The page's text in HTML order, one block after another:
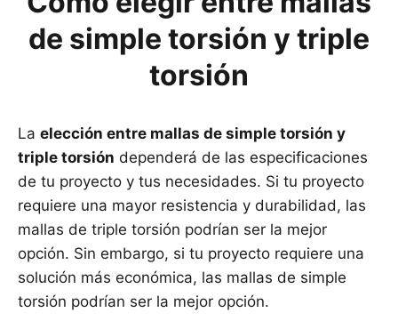
de simple torsión y triple
torsión
La elección entre mallas de simple torsión y
triple torsión dependerá de las especificaciones
de tu proyecto y tus necesidades. Si tu proyecto
requiere una mayor resistencia y durabilidad, las
mallas de triple torsión podrían ser la mejor
opción. Sin embargo, si tu proyecto requiere una
solución más económica, las mallas de simple
torsión podrían ser la mejor opción.